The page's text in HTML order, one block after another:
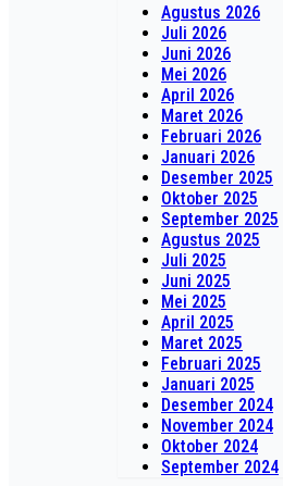
Agustus 2026
Juli 2026
Juni 2026
Mei 2026
April 2026
Maret 2026
Februari 2026
Januari 2026
Desember 2025
Oktober 2025
September 2025
Agustus 2025
Juli 2025
Juni 2025
Mei 2025
April 2025
Maret 2025
Februari 2025
Januari 2025
Desember 2024
November 2024
Oktober 2024
September 2024